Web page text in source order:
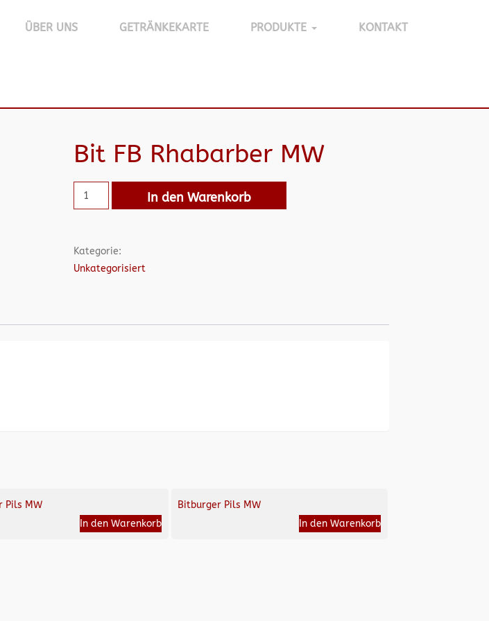
ÜBER UNS GETRÄNKEKARTE PRODUKTE KONTAKT
Bit FB Rhabarber MW
In den Warenkorb
Kategorie:
Unkategorisiert
Pils MW
In den Warenkorb
Bitburger Pils MW
In den Warenkorb